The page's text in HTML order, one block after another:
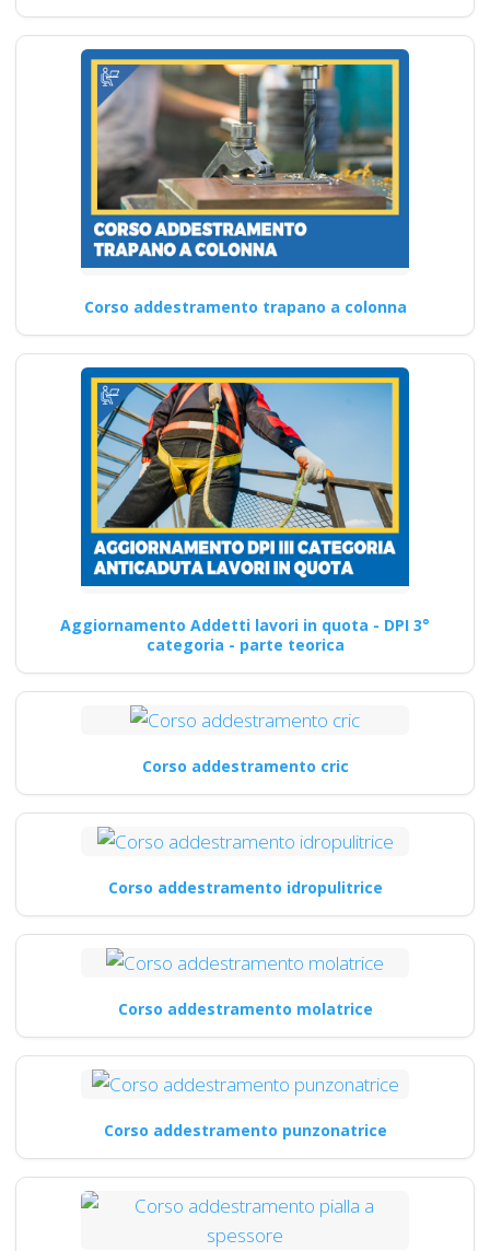
Corso addestramento trapano a colonna
Aggiornamento Addetti lavori in quota - DPI 3°
categoria - parte teorica
Corso addestramento cric
Corso addestramento idropulitrice
Corso addestramento molatrice
Corso addestramento punzonatrice